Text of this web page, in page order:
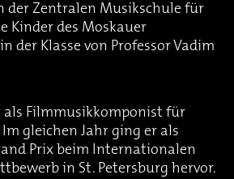
der Zentralen Musikschule für
Kinder des Moskauer
der Klasse von Professor Vadim
als Filmmusikkomponist für
gleichen Jahr ging er als
Prix beim Internationalen
in St. Petersburg hervor.